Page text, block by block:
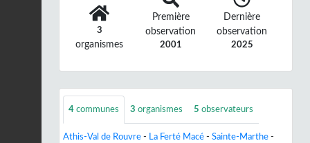
3
organismes
Première
observation
2001
Dernière
observation
2025
4 communes 3 organismes 5 observateurs
Athis-Val de Rouvre - La Ferté Macé - Sainte-Marthe -